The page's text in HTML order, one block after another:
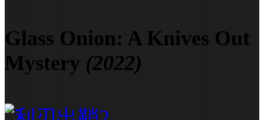
Glass Onion: A Knives Out
Mystery (2022)